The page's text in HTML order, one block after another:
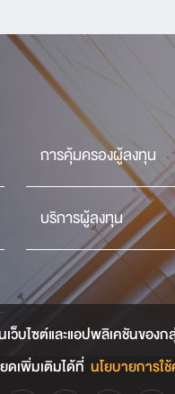
การคุ้มครองผู้ลงทุน
บริการผู้ลงทุน
บไซต์และแอปพลิเคชันขอ
ดเพิ่มเติมได้ที่ นโยบายการใ